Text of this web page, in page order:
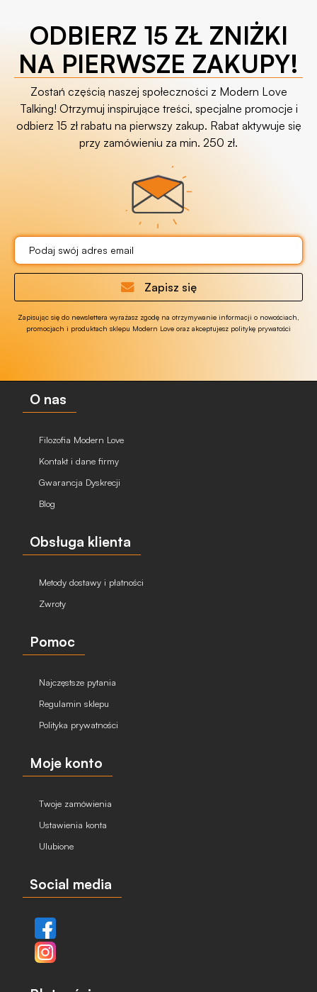
ODBIERZ 15 ZŁ ZNIŻKI
NA PIERWSZE ZAKUPY!
Zostań częścią naszej społeczności z Modern Love
Talking! Otrzymuj inspirujące treści, specjalne promocje i
odbierz 15 zł rabatu na pierwszy zakup. Rabat aktywuje się
przy zamówieniu za min. 250 zł.
Zapisz się
Zapisując się do newslettera wyrażasz zgodę na otrzymywanie informacji o nowościach,
promocjach i produktach sklepu Modern Love oraz akceptujesz politykę prywatości
O nas
Filozofia Modern Love
Kontakt i dane firmy
Gwarancja Dyskrecji
Blog
Obsługa klienta
Metody dostawy i płatności
Zwroty
Pomoc
Najczęstsze pytania
Regulamin sklepu
Polityka prywatności
Moje konto
Twoje zamówienia
Ustawienia konta
Ulubione
Social media